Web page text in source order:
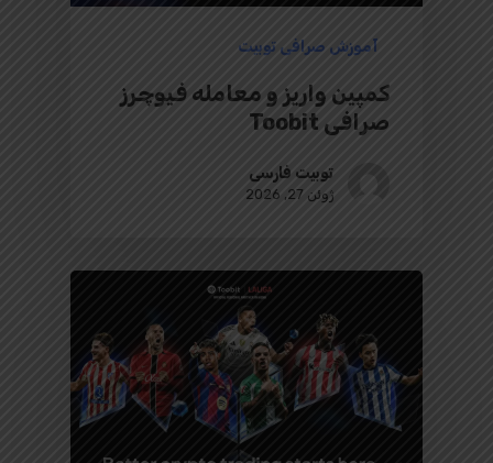
آموزش صرافی توبیت
کمپین واریز و معامله فیوچرز
صرافی Toobit
توبیت فارسی
ژوئن 27, 2026